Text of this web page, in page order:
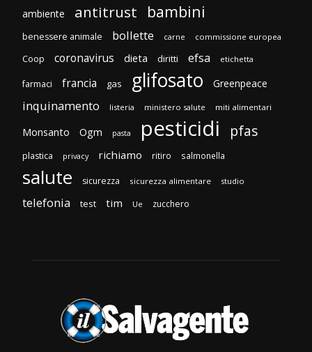
ambiente antitrust bambini
benessere animale bollette carne commissione europea
Coop coronavirus dieta diritti efsa etichetta
farmaci francia gas glifosato Greenpeace
inquinamento listeria ministero salute miti alimentari
Monsanto Ogm pasta pesticidi pfas
plastica privacy richiamo ritiro salmonella
salute sicurezza sicurezza alimentare studio
telefonia test tim Ue zucchero